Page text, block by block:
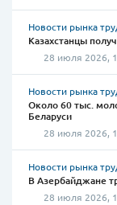
Новости рынка
Казахстанцы
28 июля 2026,
Новости рынка
Около 60 тыс.
Беларуси
28 июля 2026,
Новости рынка
В Азербайджане
28 июля 2026,